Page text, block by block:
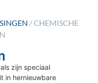
/ CHEMISCHE
zijn speciaal
in hernieuwbare